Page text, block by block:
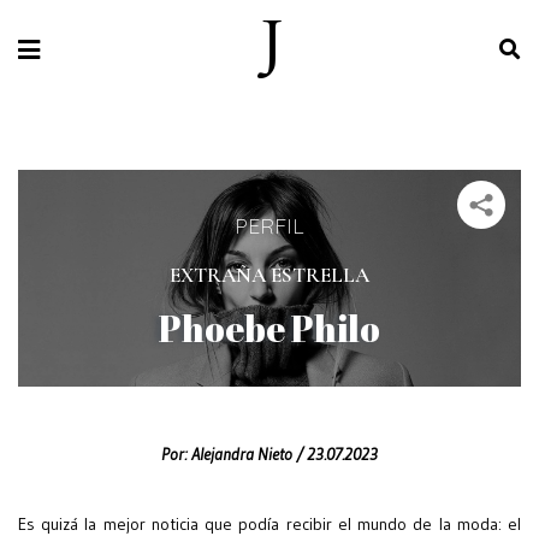
PERFIL
EXTRAÑA ESTRELLA
Phoebe Philo
Por:Alejandra Nieto /23.07.2023
Es quizá la mejor noticia que podía recibir el mundo de la moda: el